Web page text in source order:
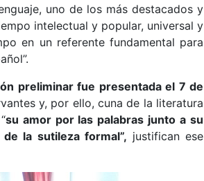
uno de los más destacados y
intelectual y popular, universal y
en un referente fundamental para
preliminar fue presentada el 7 de
y, por ello, cuna de la literatura
su amor por las palabras junto a su
la sutileza formal”, justifican ese